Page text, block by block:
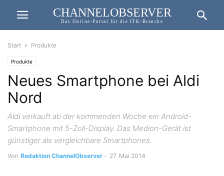
CHANNELOBSERVER
Das Online-Portal für die ITK-Branche
Start Produkte
Produkte
Neues Smartphone bei Aldi
Nord
Aldi verkauft ab der kommenden Woche ein Android-
Smartphone mit 5-Zoll-Display. Das Medion-Gerät ist
günstiger als vergleichbare Smartphones.
Von Redaktion ChannelObserver - 27. Mai 2014